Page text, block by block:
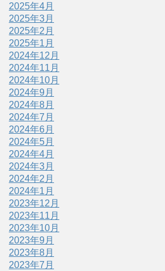
2025年4月
2025年3月
2025年2月
2025年1月
2024年12月
2024年11月
2024年10月
2024年9月
2024年8月
2024年7月
2024年6月
2024年5月
2024年4月
2024年3月
2024年2月
2024年1月
2023年12月
2023年11月
2023年10月
2023年9月
2023年8月
2023年7月